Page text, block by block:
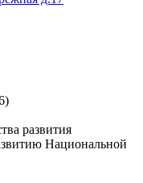
развития
Национальной